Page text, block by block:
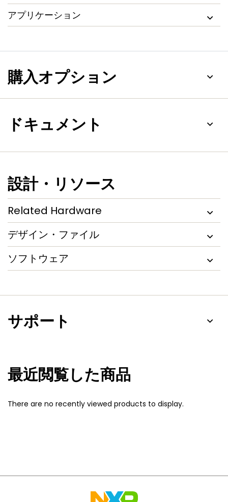
アプリケーション
購入オプション
ドキュメント
設計・リソース
Related Hardware
デザイン・ファイル
ソフトウェア
サポート
最近閲覧した商品
There are no recently viewed products to display.